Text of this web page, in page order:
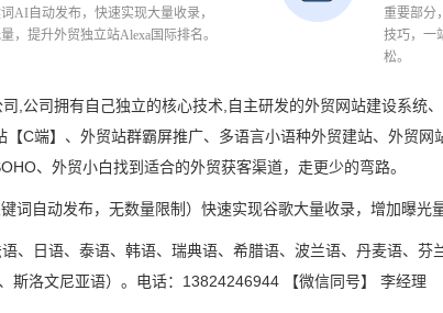
1 2 3
AI自动发布，快速实现大量收录，
，提升外贸独立站Alexa国际排名。
重要部分
技巧，一
松。
,公司拥有自己独立的核心技术,自主研发的外贸网站建设系统
C端】、外贸站群霸屏推广、多语言小语种外贸建站、外贸网
、外贸小白找到适合的外贸获客渠道，走更少的弯路。
自动发布，无数量限制）快速实现谷歌大量收录，增加曝光
日语、泰语、韩语、瑞典语、希腊语、波兰语、丹麦语、芬
斯洛文尼亚语）。电话：13824246944 【微信同号】 李经理